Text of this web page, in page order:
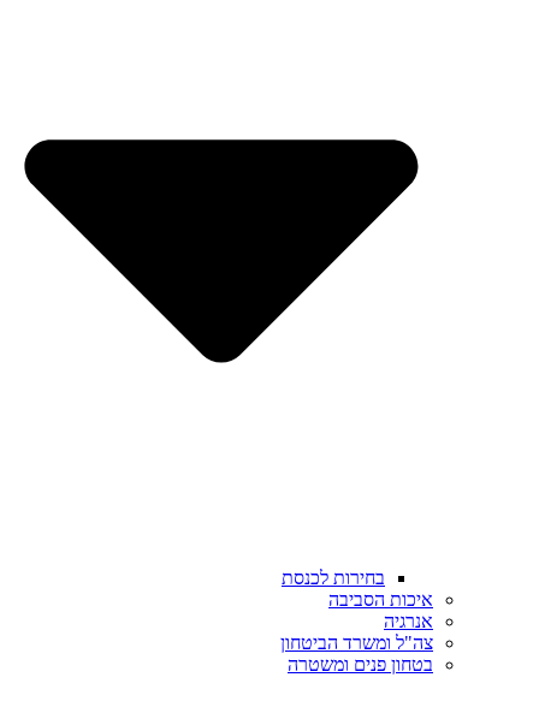
בחירות לכנסת
איכות הסביבה
אנרגיה
צה"ל ומשרד הביטחון
בטחון פנים ומשטרה